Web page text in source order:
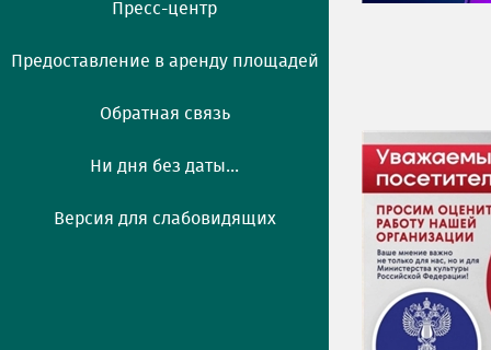
Пресс-центр
Предоставление в аренду площадей
Обратная связь
Ни дня без даты...
Версия для слабовидящих